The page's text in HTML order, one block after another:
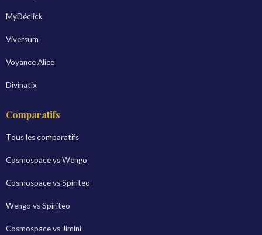
MyDéclick
Viversum
Voyance Alice
Divinatix
Comparatifs
Tous les comparatifs
Cosmospace vs Wengo
Cosmospace vs Spiriteo
Wengo vs Spiriteo
Cosmospace vs Jimini